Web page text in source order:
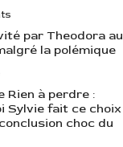
par Theodora au
la polémique
Rien à perdre :
Sylvie fait ce choix
choc du